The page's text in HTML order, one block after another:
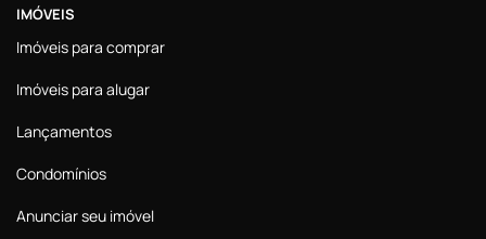
IMÓVEIS
Imóveis para comprar
Imóveis para alugar
Lançamentos
Condomínios
Anunciar seu imóvel